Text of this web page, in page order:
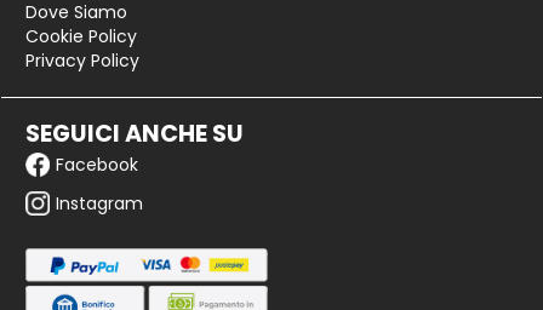
Dove Siamo
Cookie Policy
Privacy Policy
SEGUICI ANCHE SU
Facebook
Instagram